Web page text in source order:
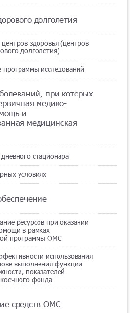
долголетия
здоровья (центров
долголетия)
исследований
при которых
медико-
и
медицинская
стационара
условиях
ресурсов при оказании
в рамках
программы ОМС
использования
выполнения функции
показателей
фонда
средств ОМС